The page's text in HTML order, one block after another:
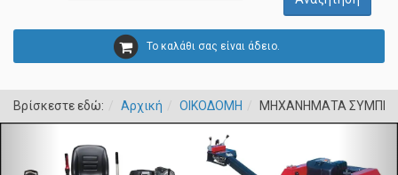
Το καλάθι σας είναι άδειο.
Βρίσκεστε εδώ: Αρχική ΟΙΚΟΔΟΜΗ ΜΗΧΑΝΗΜΑΤΑ